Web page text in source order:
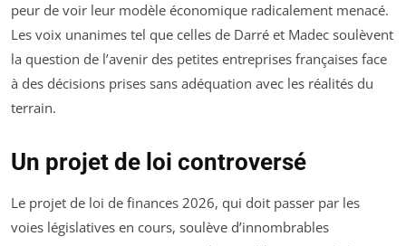
peur de voir leur modèle économique radicalement menacé.
Les voix unanimes tel que celles de Darré et Madec soulèvent
la question de l’avenir des petites entreprises françaises face
à des décisions prises sans adéquation avec les réalités du
terrain.
Un projet de loi controversé
Le projet de loi de finances 2026, qui doit passer par les
voies législatives en cours, soulève d’innombrables